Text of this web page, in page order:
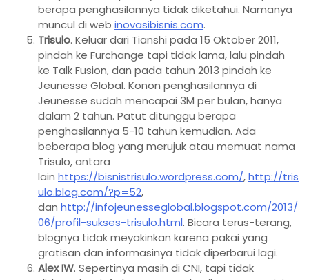
berapa penghasilannya tidak diketahui. Namanya
muncul di web inovasibisnis.com.
Trisulo. Keluar dari Tianshi pada 15 Oktober 2011,
pindah ke Furchange tapi tidak lama, lalu pindah
ke Talk Fusion, dan pada tahun 2013 pindah ke
Jeunesse Global. Konon penghasilannya di
Jeunesse sudah mencapai 3M per bulan, hanya
dalam 2 tahun. Patut ditunggu berapa
penghasilannya 5-10 tahun kemudian. Ada
beberapa blog yang merujuk atau memuat nama
Trisulo, antara
lain https://bisnistrisulo.wordpress.com/,http://tris
ulo.blog.com/?p=52,
dan http://infojeunesseglobal.blogspot.com/2013/
06/profil-sukses-trisulo.html. Bicara terus-terang,
blognya tidak meyakinkan karena pakai yang
gratisan dan informasinya tidak diperbarui lagi.
Alex IW. Sepertinya masih di CNI, tapi tidak